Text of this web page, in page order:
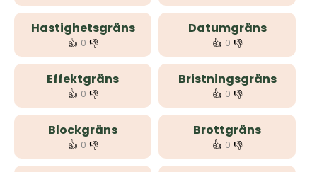
Hastighetsgräns
👍 0 👎
Datumgräns
👍 0 👎
Effektgräns
👍 0 👎
Bristningsgräns
👍 0 👎
Blockgräns
👍 0 👎
Brottgräns
👍 0 👎